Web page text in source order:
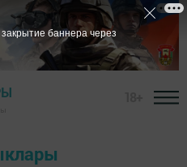
баннера через